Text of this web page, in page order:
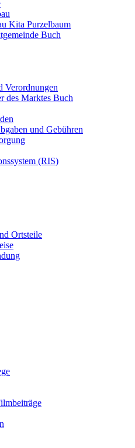
Kita Purzelbaum
Buch
Verordnungen
des Marktes Buch
und Gebühren
(RIS)
Ortsteile